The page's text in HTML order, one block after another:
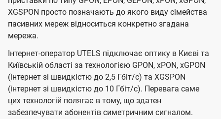
XGSPON просто позначають до якого виду сімейства
пасивних мереж відноситься конкретно згадана
мережа.
Інтернет-оператор UTELS підключає оптику в Києві та
Київській області за технологією GPON, xPON, xGPON
(інтернет зі швидкістю до 2,5 Гбіт/с) та XGSPON
(інтернет зі швидкістю до 10 Гбіт/с). Перевага саме
цих технологій полягає в тому, що здатен
забезпечувати абонентів симетричним сигналом.